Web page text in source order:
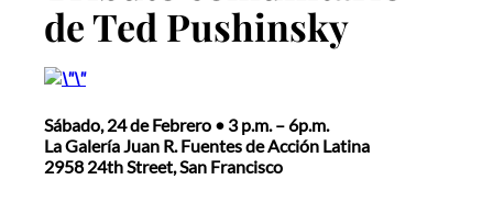
de Ted Pushinsky
Sábado, 24 de Febrero • 3 p.m. – 6p.m.
La Galería Juan R. Fuentes de Acción Latina
2958 24th Street, San Francisco